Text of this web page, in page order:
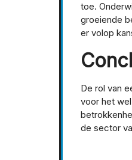
toe.
groeiende
er volop
De rol van
voor het
de sector